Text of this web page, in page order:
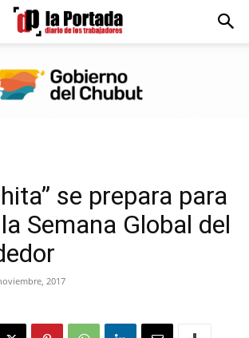
se prepara para
Semana Global del
2017